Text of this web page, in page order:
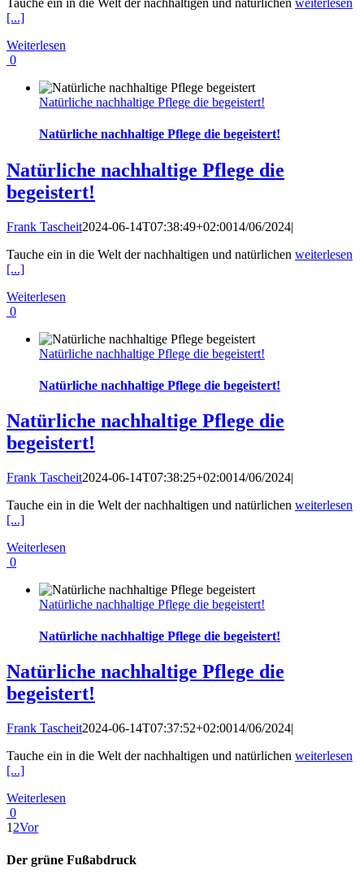
Tauche ein in die Welt der nachhaltigen und natürlichen weiterlesen
[...]
Weiterlesen
0
Natürliche nachhaltige Pflege die begeistert!
Natürliche nachhaltige Pflege die begeistert!
Natürliche nachhaltige Pflege die
begeistert!
Frank Tascheit2024-06-14T07:38:49+02:0014/06/2024|
Tauche ein in die Welt der nachhaltigen und natürlichen weiterlesen
[...]
Weiterlesen
0
Natürliche nachhaltige Pflege die begeistert!
Natürliche nachhaltige Pflege die begeistert!
Natürliche nachhaltige Pflege die
begeistert!
Frank Tascheit2024-06-14T07:38:25+02:0014/06/2024|
Tauche ein in die Welt der nachhaltigen und natürlichen weiterlesen
[...]
Weiterlesen
0
Natürliche nachhaltige Pflege die begeistert!
Natürliche nachhaltige Pflege die begeistert!
Natürliche nachhaltige Pflege die
begeistert!
Frank Tascheit2024-06-14T07:37:52+02:0014/06/2024|
Tauche ein in die Welt der nachhaltigen und natürlichen weiterlesen
[...]
Weiterlesen
0
1 2Vor
Der grüne Fußabdruck